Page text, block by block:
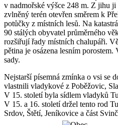
v nadmořské výšce 248 m. Z jihu
zvlněný terén otevřen směrem k
potůčky z místních lesů. Na
90 stálých obyvatel průměrného
rozšiřují řady místních chalupáři.
pětina je osázena lesním
sady.
Nejstarší písemná zmínka o vsi se
vlastnili vladykové z Poběžovic,
V 15. století byla sídlem vladyků
V 15. a 16. století držel tento rod
Srdov, Štětí, Jeníkovice a část